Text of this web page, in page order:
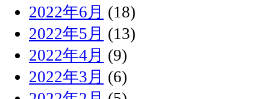
2022年6月 (18)
2022年5月 (13)
2022年4月 (9)
2022年3月 (6)